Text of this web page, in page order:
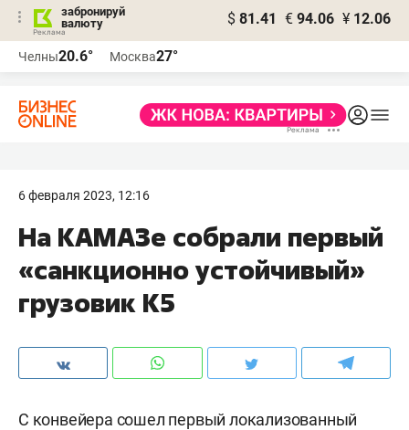
забронируй
валюту
$ 81.41 € 94.06 ¥ 12.06
Челны20.6° Москва27°
6 февраля 2023, 12:16
На КАМАЗе собрали первый
«санкционно устойчивый»
грузовик К5
С конвейера сошел первый локализованный